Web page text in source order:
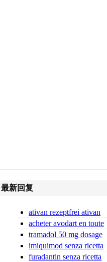
最新回复
ativan rezeptfrei ativan
bestellen
acheter avodart en toute
sécurité
tramadol 50 mg dosage
for back pain tramadol dosag
imiquimod senza ricetta
furadantin senza ricetta